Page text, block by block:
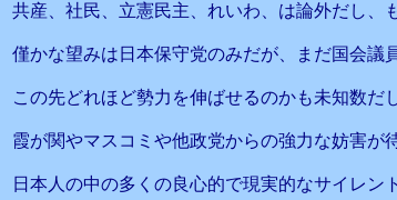
共産、社民、立憲民主、れいわ、は論外だし、
僅かな望みは日本保守党のみだが、まだ国会議
この先どれほど勢力を伸ばせるのかも未知数だ
霞が関やマスコミや他政党からの強力な妨害が
日本人の中の多くの良心的で現実的なサイレン